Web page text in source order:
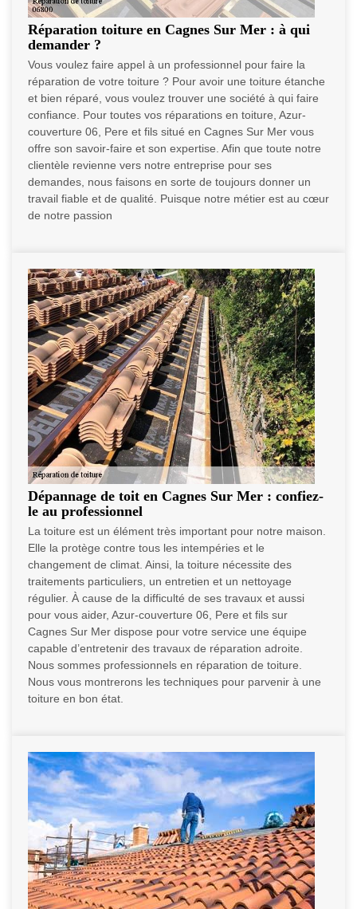
Réparation toiture en Cagnes Sur Mer : à qui
demander ?
Vous voulez faire appel à un professionnel pour faire la
réparation de votre toiture ? Pour avoir une toiture étanche
et bien réparé, vous voulez trouver une société à qui faire
confiance. Pour toutes vos réparations en toiture, Azur-
couverture 06, Pere et fils situé en Cagnes Sur Mer vous
offre son savoir-faire et son expertise. Afin que toute notre
clientèle revienne vers notre entreprise pour ses
demandes, nous faisons en sorte de toujours donner un
travail fiable et de qualité. Puisque notre métier est au cœur
de notre passion
Dépannage de toit en Cagnes Sur Mer : confiez-
le au professionnel
La toiture est un élément très important pour notre maison.
Elle la protège contre tous les intempéries et le
changement de climat. Ainsi, la toiture nécessite des
traitements particuliers, un entretien et un nettoyage
régulier. À cause de la difficulté de ses travaux et aussi
pour vous aider, Azur-couverture 06, Pere et fils sur
Cagnes Sur Mer dispose pour votre service une équipe
capable d’entretenir des travaux de réparation adroite.
Nous sommes professionnels en réparation de toiture.
Nous vous montrerons les techniques pour parvenir à une
toiture en bon état.